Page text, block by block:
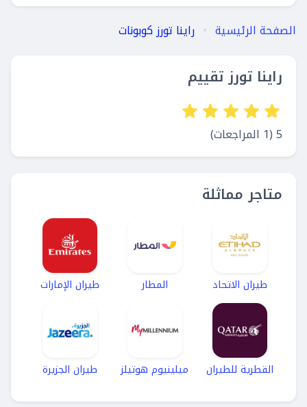
الصفحة الرئيسية راينا تورز كوبونات
راينا تورز تقييم
5 (1 المراجعات)
متاجر مماثلة
طيران الاتحاد المطار طيران الإمارات
القطرية للطيران ميلينيوم هوتيلز طيران الجزيرة